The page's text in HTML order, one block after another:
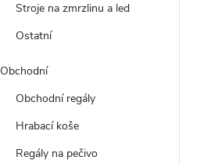
Stroje na zmrzlinu a led
Ostatní
Obchodní
Obchodní regály
Hrabací koše
Regály na pečivo